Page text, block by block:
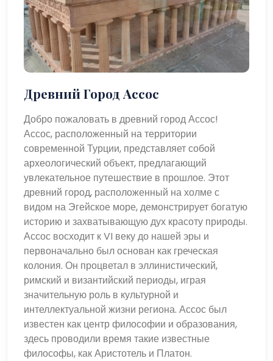
Древний Город Ассос
Добро пожаловать в древний город Ассос!
Ассос, расположенный на территории
современной Турции, представляет собой
археологический объект, предлагающий
увлекательное путешествие в прошлое. Этот
древний город, расположенный на холме с
видом на Эгейское море, демонстрирует богатую
историю и захватывающую дух красоту природы.
Ассос восходит к VI веку до нашей эры и
первоначально был основан как греческая
колония. Он процветал в эллинистический,
римский и византийский периоды, играя
значительную роль в культурной и
интеллектуальной жизни региона. Ассос был
известен как центр философии и образования,
здесь проводили время такие известные
философы, как Аристотель и Платон.